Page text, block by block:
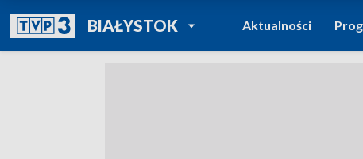
BIAŁYSTOKPOWRÓT DO
TVP REGIONY
Aktualności